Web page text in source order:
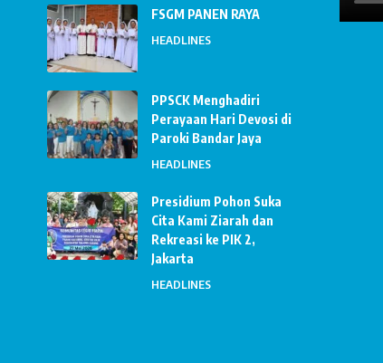
FSGM PANEN RAYA
HEADLINES
PPSCK Menghadiri
Perayaan Hari Devosi di
Paroki Bandar Jaya
HEADLINES
Presidium Pohon Suka
Cita Kami Ziarah dan
Rekreasi ke PIK 2,
Jakarta
HEADLINES